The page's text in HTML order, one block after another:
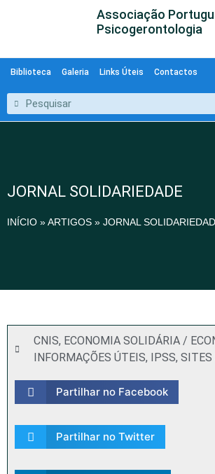
Associação
Psicogerontologia
Biblioteca Galeria Links Úteis Contactos
JORNAL SOLIDARIEDADE
INÍCIO »ARTIGOS » JORNAL
CNIS, ECONOMIA SOLIDÁRIA /
INFORMAÇÕES ÚTEIS, IPSS, SITES
Partilhar no Facebook
Partilhar no Twitter